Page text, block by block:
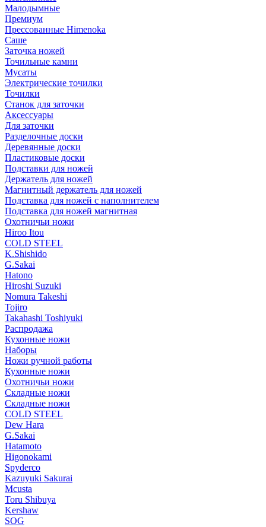
Малодымные
Премиум
Прессованные Himenoka
Саше
Заточка ножей
Точильные камни
Мусаты
Электрические точилки
Точилки
Станок для заточки
Аксессуары
Для заточки
Разделочные доски
Деревянные доски
Пластиковые доски
Подставки для ножей
Держатель для ножей
Магнитный держатель для ножей
Подставка для ножей с наполнителем
Подставка для ножей магнитная
Охотничьи ножи
Hiroo Itou
COLD STEEL
K.Shishido
G.Sakai
Hatono
Hiroshi Suzuki
Nomura Takeshi
Tojiro
Takahashi Toshiyuki
Распродажа
Кухонные ножи
Наборы
Ножи ручной работы
Кухонные ножи
Охотничьи ножи
Складные ножи
Складные ножи
COLD STEEL
Dew Hara
G.Sakai
Hatamoto
Higonokami
Spyderco
Kazuyuki Sakurai
Mcusta
Toru Shibuya
Kershaw
SOG